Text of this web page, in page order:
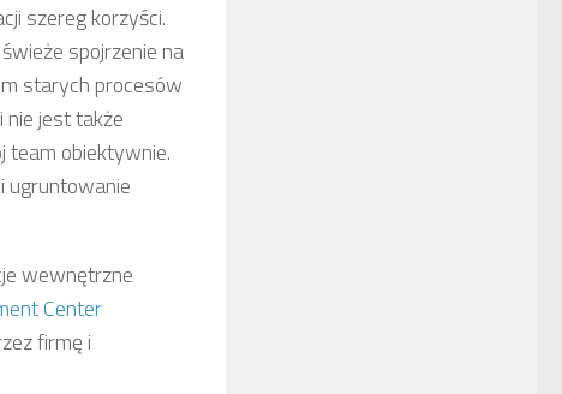
szereg korzyści.
spojrzenie na
starych procesów
nie jest także
team obiektywnie.
ugruntowanie
wewnętrzne
Center
firmę i